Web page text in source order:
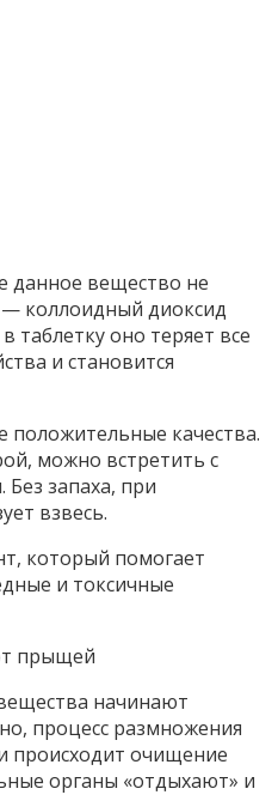
данное вещество не
— коллоидный диоксид
таблетку оно теряет все
и становится
положительные качества.
можно встретить с
запаха, при
взвесь.
который помогает
и токсичные
начинают
процесс размножения
происходит очищение
органы «отдыхают» и